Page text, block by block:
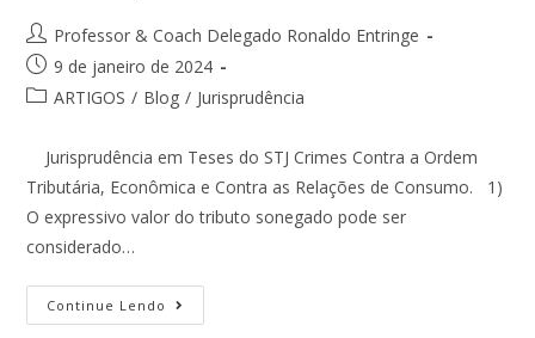
Professor & Coach Delegado Ronaldo Entringe
9 de janeiro de 2024
ARTIGOS / Blog / Jurisprudência
Jurisprudência em Teses do STJ Crimes Contra a Ordem
Tributária, Econômica e Contra as Relações de Consumo. 1)
O expressivo valor do tributo sonegado pode ser
considerado…
Continue Lendo